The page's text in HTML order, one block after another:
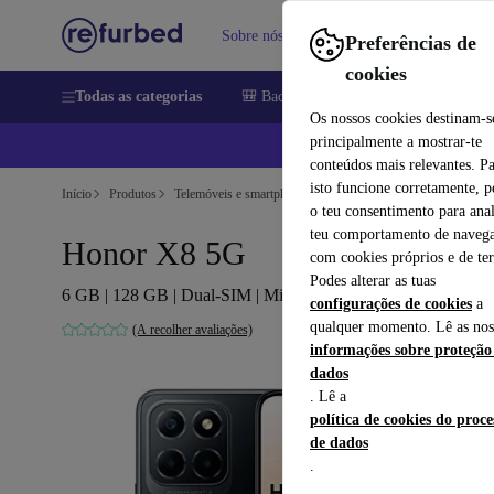
Preferências de
cookies
Os nossos cookies destinam-
principalmente a mostrar-te
conteúdos mais relevantes.
isto funcione corretamente,
o teu consentimento para
teu comportamento de
com cookies próprios e de
Podes alterar as tuas
configurações de cookies a
qualquer momento. Lê as
informações sobre
dados
. Lê a
política de cookies do
de dados
.
Sobre nós Vender Ajuda
Todas as categorias 🎒 Back to school
📱
Início Produtos Telemóveis e smartphones Telemóveis Honor
Honor X8 5G
6 GB | 128 GB | Dual-SIM | Midnight Black
(A recolher avaliações)